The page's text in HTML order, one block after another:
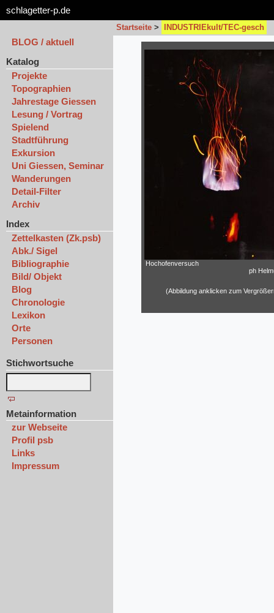
schlagetter-p.de
Startseite > INDUSTRIEkult/TEC-gesch
BLOG / aktuell
Katalog
Projekte
Topographien
Jahrestage Giessen
Lesung / Vortrag
Spielend
Stadtführung
Exkursion
Uni Giessen, Seminar
Wanderungen
Detail-Filter
Archiv
Index
Zettelkasten (Zk.psb)
Abk./ Sigel
Bibliographie
Bild/ Objekt
Blog
Chronologie
Lexikon
Orte
Personen
Stichwortsuche
Metainformation
zur Webseite
Profil psb
Links
Impressum
Hochofenversuch
ph
(Abbildung anklicken zum